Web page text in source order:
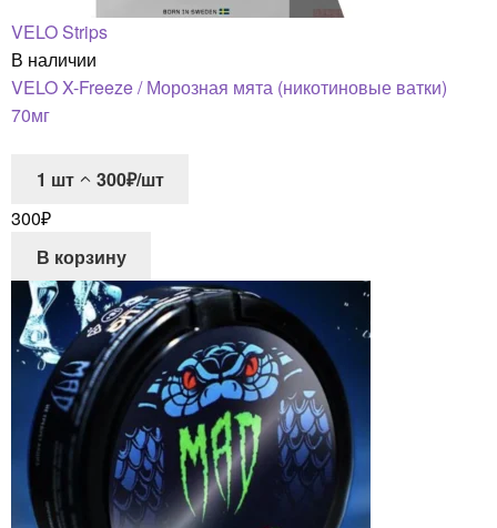
VELO Strips
В наличии
VELO X-Freeze / Морозная мята (никотиновые ватки)
70мг
1 шт
300₽/шт
300₽
В корзину